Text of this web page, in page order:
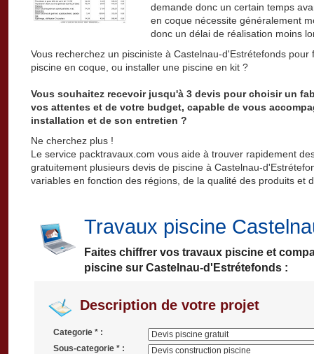
demande donc un certain temps
en coque nécessite généralement
donc un délai de réalisation moins
Vous recherchez un pisciniste à Castelnau-d'Estrétefonds
piscine en coque, ou installer une piscine en kit ?
Vous souhaitez recevoir jusqu'à 3 devis pour choisir un
vos attentes et de votre budget, capable de vous
installation et de son entretien ?
Ne cherchez plus !
Le service packtravaux.com vous aide à trouver rapidement
gratuitement plusieurs devis de piscine à Castelnau-
variables en fonction des régions, de la qualité des produits et
Travaux piscine
Faites chiffrer vos travaux piscine et
piscine sur Castelnau-d'Estrétefonds :
Description de votre projet
Categorie * :
Sous-categorie * :